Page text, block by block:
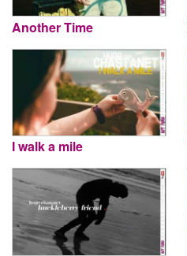
Another Time
I walk a mile